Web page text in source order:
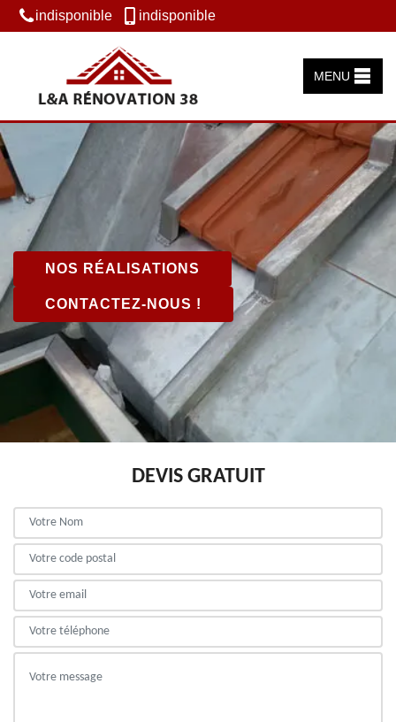
indisponible indisponible
MENU
NOS RÉALISATIONS
CONTACTEZ-NOUS !
DEVIS GRATUIT